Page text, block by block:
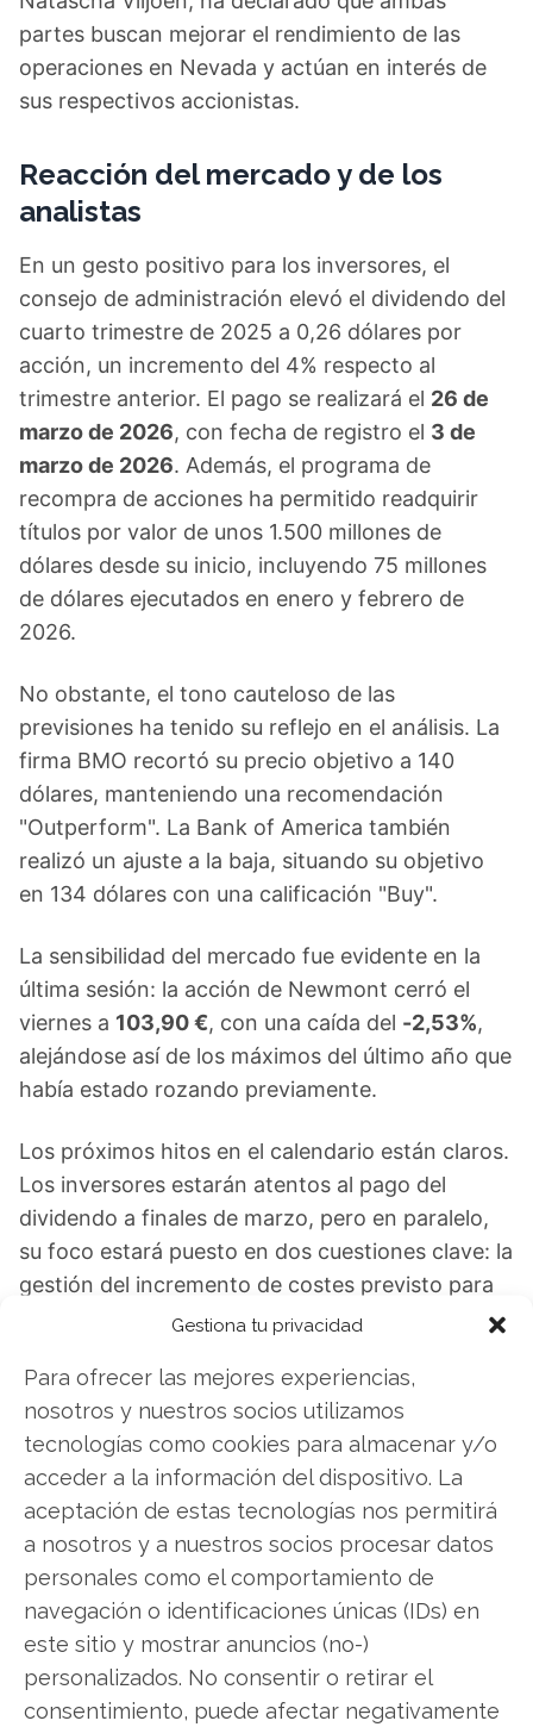
Gestiona tu privacidad
Para ofrecer las mejores experiencias,
nosotros y nuestros socios utilizamos
tecnologías como cookies para almacenar y/o
acceder a la información del dispositivo. La
aceptación de estas tecnologías nos permitirá
a nosotros y a nuestros socios procesar datos
personales como el comportamiento de
navegación o identificaciones únicas (IDs) en
este sitio y mostrar anuncios (no-)
personalizados. No consentir o retirar el
consentimiento, puede afectar negativamente
partes buscan mejorar el rendimiento de las
operaciones en Nevada y actúan en interés de
sus respectivos accionistas.
Reacción del mercado y de los
analistas
En un gesto positivo para los inversores, el
consejo de administración elevó el dividendo del
cuarto trimestre de 2025 a 0,26 dólares por
acción, un incremento del 4% respecto al
trimestre anterior. El pago se realizará el 26 de
marzo de 2026, con fecha de registro el 3 de
marzo de 2026. Además, el programa de
recompra de acciones ha permitido readquirir
títulos por valor de unos 1.500 millones de
dólares desde su inicio, incluyendo 75 millones
de dólares ejecutados en enero y febrero de
2026.
No obstante, el tono cauteloso de las
previsiones ha tenido su reflejo en el análisis. La
firma BMO recortó su precio objetivo a 140
dólares, manteniendo una recomendación
"Outperform". La Bank of America también
realizó un ajuste a la baja, situando su objetivo
en 134 dólares con una calificación "Buy".
La sensibilidad del mercado fue evidente en la
última sesión: la acción de Newmont cerró el
viernes a 103,90 €, con una caída del -2,53%,
alejándose así de los máximos del último año que
había estado rozando previamente.
Los próximos hitos en el calendario están claros.
Los inversores estarán atentos al pago del
dividendo a finales de marzo, pero en paralelo,
su foco estará puesto en dos cuestiones clave: la
gestión del incremento de costes previsto para
2026 y la evolución del conflicto en torno a
Newmont Mining: ¿Comprar o vender? El nuevo
Análisis de Newmont Mining del 7 de agosto
tiene la respuesta:
Los últimos resultados de Newmont Mining son
contundentes: Acción inmediata requerida para
los inversores de Newmont Mining. ¿Merece la
pena invertir o es momento de vender? En el
Análisis gratuito actual del 7 de agosto
descubrirá exactamente qué hacer.